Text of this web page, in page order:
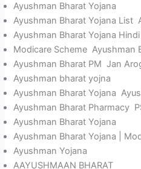
Ayushman Bharat Yojana
Ayushman Bharat Yojana List
Ayushman Bharat Yojana
Modicare Scheme Ayushman
Ayushman Bharat PM Jan
Ayushman bharat yojna
Ayushman Bharat Yojana
Ayushman Bharat Pharmacy
Ayushman Bharat Yojana
Ayushman Bharat Yojana |
Ayushman Yojana
AAYUSHMAAN BHARAT